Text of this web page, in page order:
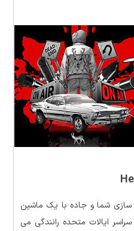
سازی شما و جاده با یک ماشین
ایالات متحده رانندگی می